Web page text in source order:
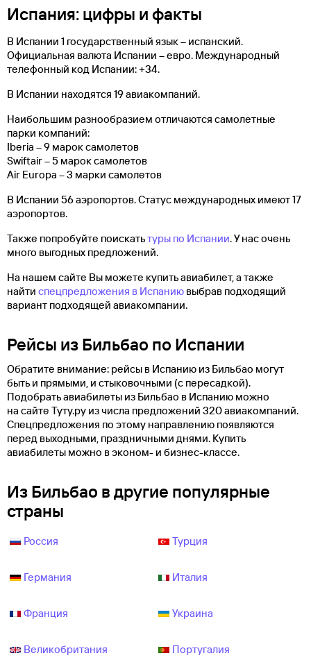
Испания: цифры и факты
В Испании 1 государственный язык – испанский.
Официальная валюта Испании – евро. Международный
телефонный код Испании: +34.
В Испании находятся 19 авиакомпаний.
Наибольшим разнообразием отличаются самолетные
парки компаний:
Iberia – 9 марок самолетов
Swiftair – 5 марок самолетов
Air Europa – 3 марки самолетов
В Испании 56 аэропортов. Статус международных имеют 17
аэропортов.
Также попробуйте поискатьтуры по Испании. У нас очень
много выгодных предложений.
На нашем сайте Вы можете купить авиабилет, а также
найти спецпредложения в Испанию выбрав подходящий
вариант подходящей авиакомпании.
Рейсы из Бильбао по Испании
Обратите внимание: рейсы в Испанию из Бильбао могут
быть и прямыми, и стыковочными (с пересадкой).
Подобрать авиабилеты из Бильбао в Испанию можно
на сайте Туту.ру из числа предложений 320 авиакомпаний.
Спецпредложения по этому направлению появляются
перед выходными, праздничными днями. Купить
авиабилеты можно в эконом- и бизнес-классе.
Из Бильбао в другие популярные
страны
Россия Турция
Германия Италия
Франция Украина
Великобритания Португалия